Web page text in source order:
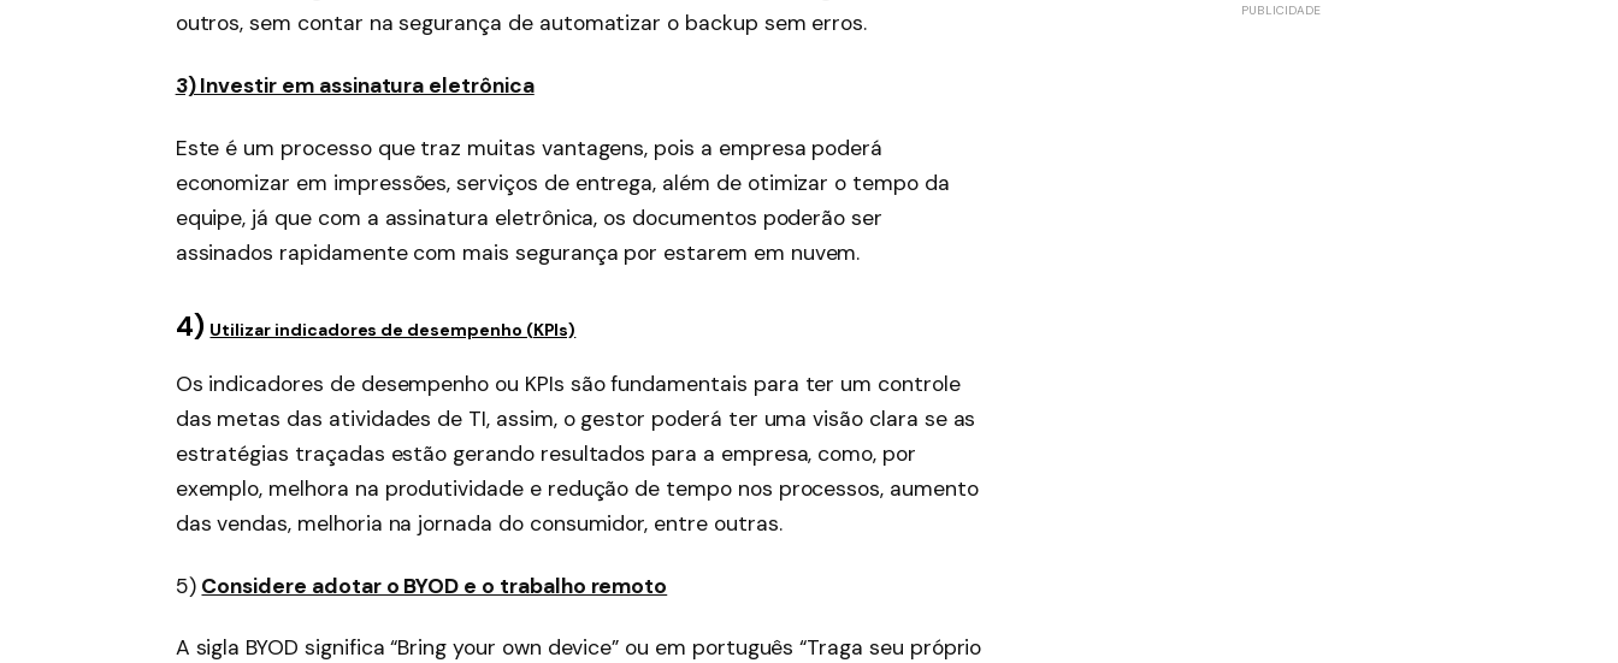
outros, sem contar na segurança de automatizar o backup sem erros.
3) Investir em assinatura eletrônica
Este é um processo que traz muitas vantagens, pois a empresa poderá
economizar em impressões, serviços de entrega, além de otimizar o tempo da
equipe, já que com a assinatura eletrônica, os documentos poderão ser
assinados rapidamente com mais segurança por estarem em nuvem.
4) Utilizar indicadores de desempenho (KPIs)
Os indicadores de desempenho ou KPIs são fundamentais para ter um controle
das metas das atividades de TI, assim, o gestor poderá ter uma visão clara se as
estratégias traçadas estão gerando resultados para a empresa, como, por
exemplo, melhora na produtividade e redução de tempo nos processos, aumento
das vendas, melhoria na jornada do consumidor, entre outras.
5) Considere adotar o BYOD e o trabalho remoto
A sigla BYOD significa “Bring your own device” ou em português “Traga seu próprio